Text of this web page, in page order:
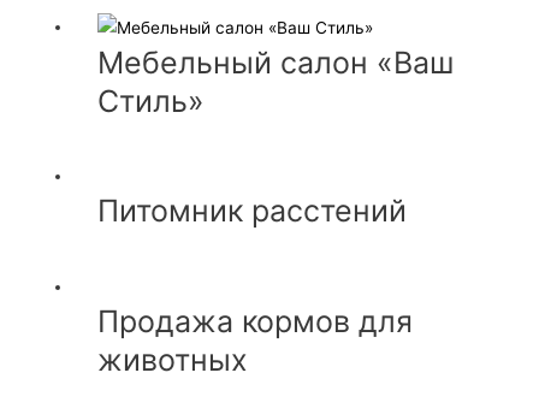
Мебельный салон «Ваш
Стиль»
Питомник расстений
Продажа кормов для
животных